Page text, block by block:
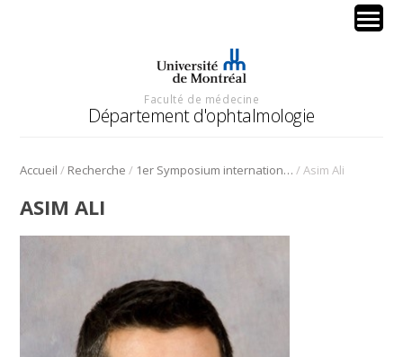
Faculté de médecine
Département d'ophtalmologie
Accueil / Recherche / 1er Symposium international en médecine régénérative de la cornée /Asim Ali
ASIM ALI